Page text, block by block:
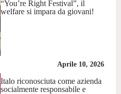
“You’re Right Festival”, il
welfare si impara da giovani!
Aprile 10, 2026
Italo riconosciuta come azienda
socialmente responsabile e